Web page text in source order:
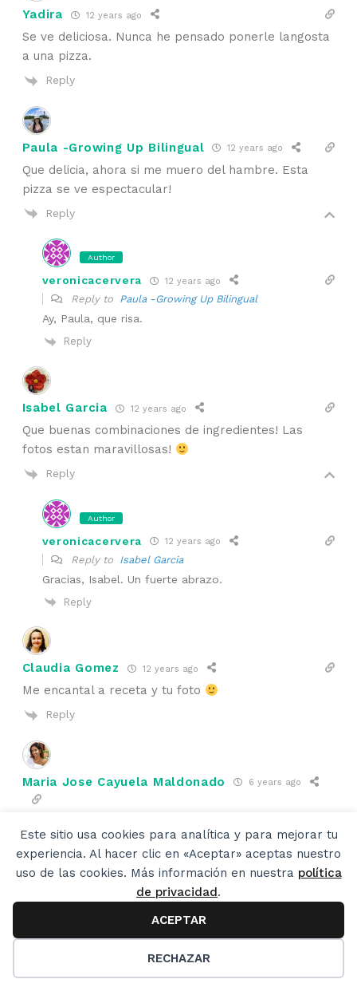
Este sitio usa cookies para analítica y para mejorar tu
experiencia. Al hacer clic en «Aceptar» aceptas nuestro
uso de las cookies. Más información en nuestra política
de privacidad.
ACEPTAR
RECHAZAR
Yadira 12 years ago
Se ve deliciosa. Nunca he pensado ponerle langosta
a una pizza.
Reply
Paula -Growing Up Bilingual 12 years ago
Que delicia, ahora si me muero del hambre. Esta
pizza se ve espectacular!
Reply
Author
veronicacervera 12 years ago
Reply to Paula -Growing Up Bilingual
Ay, Paula, que risa.
Reply
Isabel Garcia 12 years ago
Que buenas combinaciones de ingredientes! Las
fotos estan maravillosas!
Reply
Author
veronicacervera 12 years ago
Reply to Isabel Garcia
Gracias, Isabel. Un fuerte abrazo.
Reply
Claudia Gomez 12 years ago
Me encantal a receta y tu foto
Reply
Maria Jose Cayuela Maldonado 6 years ago
langosta ¿Qué haces con el suco de la langosta? Es
delicioso